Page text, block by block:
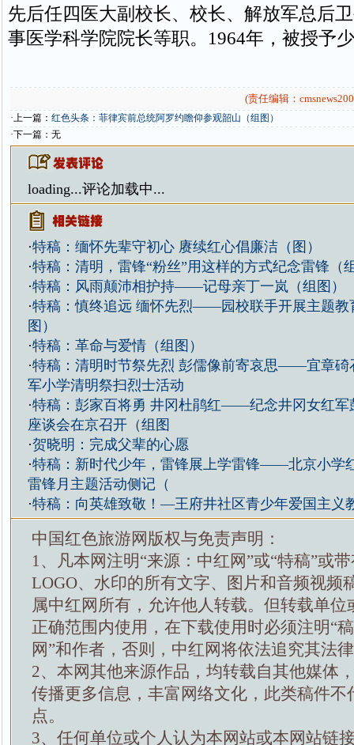
先后任四医大副校长、校长、解放军总后
事医学科学院院长等职。1964年，被授予
(责任编辑：
·上一篇： 红色头条：菲律宾前总统阿罗约瞻仰参观韶山（组图）
·下一篇：无
loading...评论加载中...
·特稿：缅怀先辈守初心 赓续红心倡廉洁（图）
·特稿：清明，雷锋“粉丝”用这样的方式纪念雷锋（
·特稿：风雨颠沛相护持——记母亲丁一岚（组图）
·特稿：慎终追远 缅怀先烈——园校联手开展主题教
图）
·特稿：革命与爱情（组图）
·特稿：清明时节祭先烈 彭儒像前寄哀思——宜章碕
军小学清明祭扫烈士活动
·特稿：彭家百将勇 井冈杜鹃红——纪念井冈女红军
座谈会在京召开（组图
·贺晓明：完成父辈的心愿
·特稿：新时代少年，雷锋展上学雷锋——北京小学
雷锋月主题活动侧记（
·特稿：向英雄致敬！—王府井社区青少年爱国主义
中国红色旅游网版权与免责声明：
1、凡本网注明“来源：中红网”或“特稿”或
LOGO、水印的所有文字、图片和音频视频
属中红网所有，允许他人转载。但转载单位
正确范围内使用，在下载使用时必须注明“
网”和作者，否则，中红网将依法追究其法
2、本网其他来源作品，均转载自其他媒体
传播更多信息，丰富网络文化，此类稿件不
点。
3、任何单位或个人认为本网站或本网站链